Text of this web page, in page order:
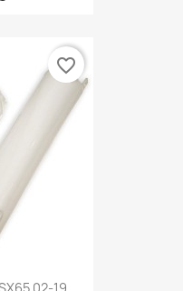
favorite_border